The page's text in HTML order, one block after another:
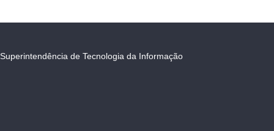
Superintendência de Tecnologia da Informação